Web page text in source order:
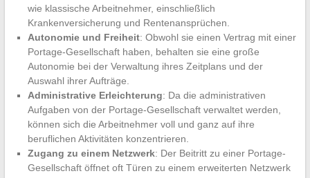
wie klassische Arbeitnehmer, einschließlich
Krankenversicherung und Rentenansprüchen.
Autonomie und Freiheit: Obwohl sie einen Vertrag mit einer
Portage-Gesellschaft haben, behalten sie eine große
Autonomie bei der Verwaltung ihres Zeitplans und der
Auswahl ihrer Aufträge.
Administrative Erleichterung: Da die administrativen
Aufgaben von der Portage-Gesellschaft verwaltet werden,
können sich die Arbeitnehmer voll und ganz auf ihre
beruflichen Aktivitäten konzentrieren.
Zugang zu einem Netzwerk: Der Beitritt zu einer Portage-
Gesellschaft öffnet oft Türen zu einem erweiterten Netzwerk